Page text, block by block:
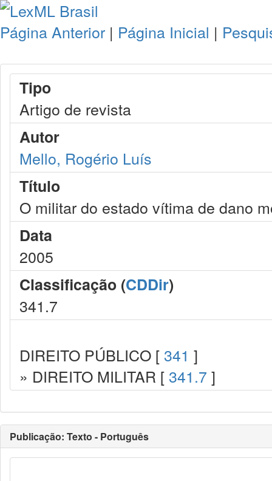
Página Anterior | Página Inicial |
Tipo
Artigo de revista
Autor
Mello, Rogério Luís
Título
O militar do estado vítima de dano
Data
2005
Classificação (CDDir)
341.7
DIREITO PÚBLICO [ 341 ]
» DIREITO MILITAR [ 341.7 ]
Publicação: Texto - Português